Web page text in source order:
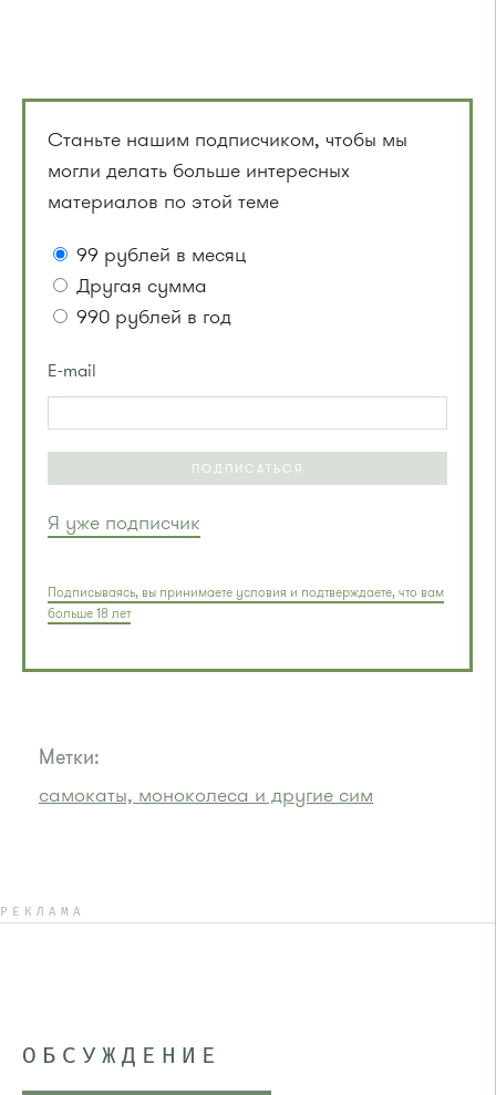
Станьте нашим подписчиком, чтобы мы
могли делать больше интересных
материалов по этой теме
99 рублей в месяц
Другая сумма
990 рублей в год
E-mail
ПОДПИСАТЬСЯ
Я уже подписчик
Подписываясь, вы принимаете условия и подтверждаете, что вам
больше 18 лет
Метки:
самокаты, моноколеса и другие сим
РЕКЛАМА
ОБСУЖДЕНИЕ